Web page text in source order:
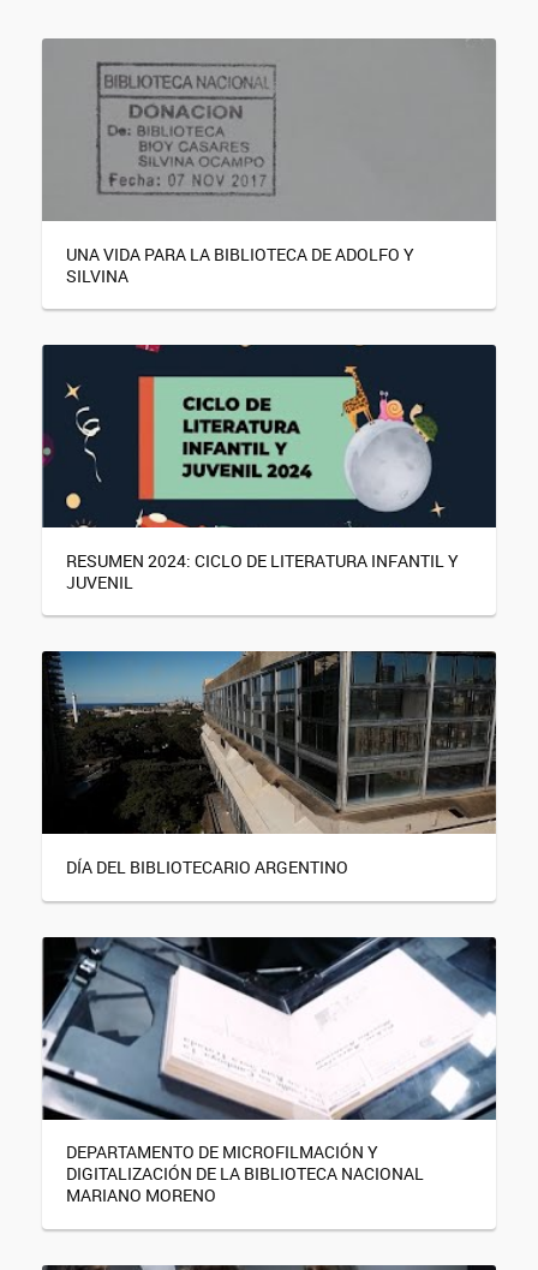
UNA VIDA PARA LA BIBLIOTECA DE ADOLFO Y
SILVINA
RESUMEN 2024: CICLO DE LITERATURA INFANTIL Y
JUVENIL
DÍA DEL BIBLIOTECARIO ARGENTINO
DEPARTAMENTO DE MICROFILMACIÓN Y
DIGITALIZACIÓN DE LA BIBLIOTECA NACIONAL
MARIANO MORENO